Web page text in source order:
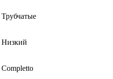
Трубчатые
Низкий
Completto